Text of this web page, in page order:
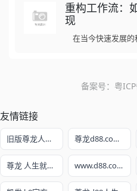
重构工作流：
现
在当今快速发展的
备案号： 粤
友情链接
旧版尊龙人生就是博 尊龙d88.comag旗舰厅手机版
尊龙 人生就是博!登录专注AG发财网 www.d88.com网址